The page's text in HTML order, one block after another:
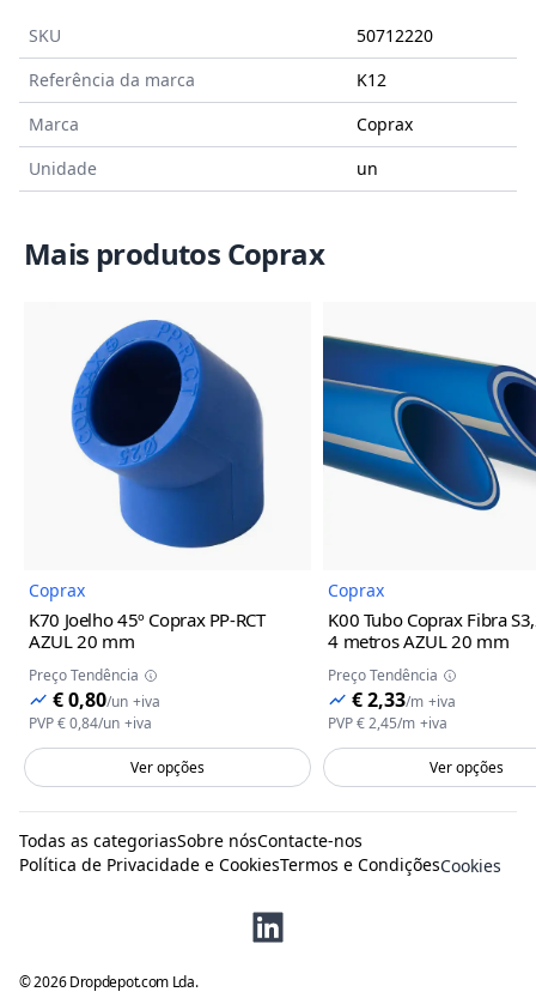
SKU
50712220
Referência da marca
K12
Marca
Coprax
Unidade
un
Mais produtos Coprax
Imagem do Produto
Coprax
K70 Joelho 45º Coprax PP-RCT
AZUL20 mm
Preço Tendência
€ 0,80/un +iva
PVP€ 0,84/un +iva
Ver opções
Coprax
K00 Tubo Coprax Fibra
4 metros AZUL20 mm
Preço Tendência
€ 2,33/m +iva
PVP€ 2,45/m +iva
Ver opções
©2026 Dropdepot.com Lda.
Todas as categoriasSobre nósContacte-nos
Política de Privacidade e CookiesTermos e CondiçõesCookies